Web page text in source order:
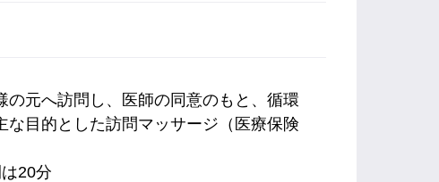
の元へ訪問し、医師の同意のもと、循環
な目的とした訪問マッサージ（医療保険
20分